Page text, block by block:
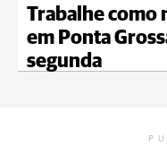
Trabalhe como
em Ponta
segunda